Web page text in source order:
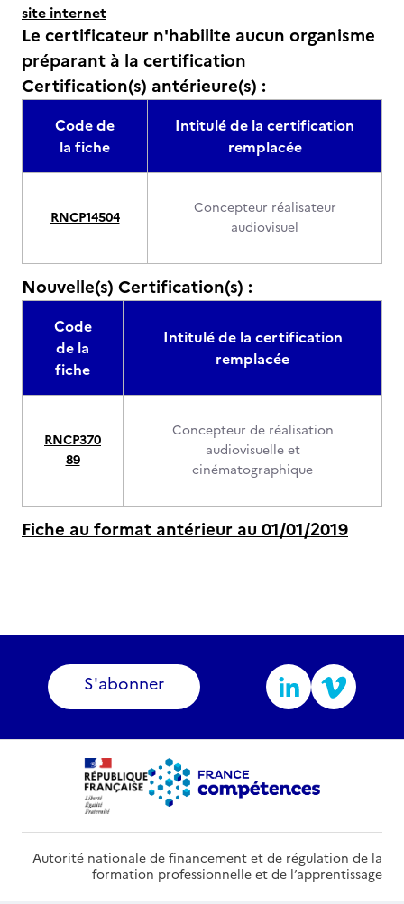
site internet
Le certificateur n'habilite aucun organisme
préparant à la certification
Certification(s) antérieure(s) :
Code de
la fiche
Intitulé de la certification
remplacée
RNCP14504
Concepteur réalisateur
audiovisuel
Nouvelle(s) Certification(s) :
Code
de la
fiche
Intitulé de la certification
remplacée
RNCP370
89
Concepteur de réalisation
audiovisuelle et
cinématographique
Fiche au format antérieur au 01/01/2019
S'abonner
Autorité nationale de financement et de régulation de la
formation professionnelle et de l’apprentissage